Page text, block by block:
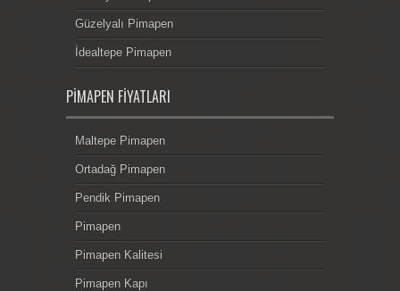
Güzelyalı Pimapen
İdealtepe Pimapen
PIMAPEN FIYATLARI
Maltepe Pimapen
Ortadağ Pimapen
Pendik Pimapen
Pimapen
Pimapen Kalitesi
Pimapen Kapı